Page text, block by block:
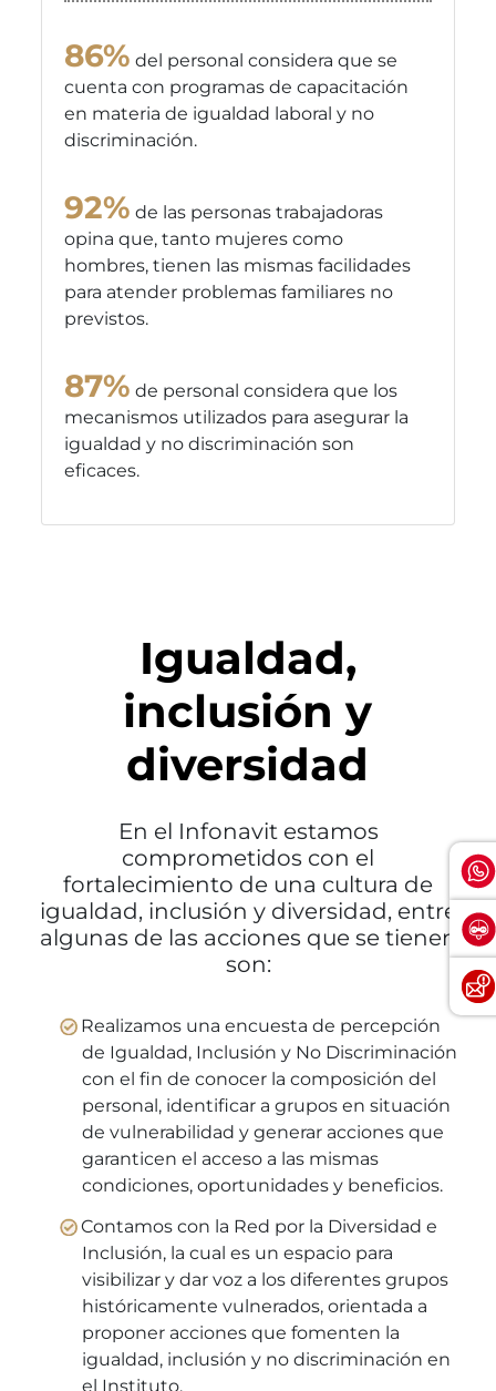
86% del personal considera que se
cuenta con programas de capacitación
en materia de igualdad laboral y no
discriminación.
92% de las personas trabajadoras
opina que, tanto mujeres como
hombres, tienen las mismas facilidades
para atender problemas familiares no
previstos.
87% de personal considera que los
mecanismos utilizados para asegurar la
igualdad y no discriminación son
eficaces.
Igualdad,
inclusión y
diversidad
En el Infonavit estamos
comprometidos con el
fortalecimiento de una cultura de
igualdad, inclusión y diversidad, entre
algunas de las acciones que se tienen
son:
Realizamos una encuesta de percepción
de Igualdad, Inclusión y No Discriminación
con el fin de conocer la composición del
personal, identificar a grupos en situación
de vulnerabilidad y generar acciones que
garanticen el acceso a las mismas
condiciones, oportunidades y beneficios.
Contamos con la Red por la Diversidad e
Inclusión, la cual es un espacio para
visibilizar y dar voz a los diferentes grupos
históricamente vulnerados, orientada a
proponer acciones que fomenten la
igualdad, inclusión y no discriminación en
el Instituto.